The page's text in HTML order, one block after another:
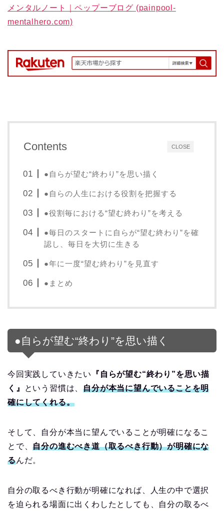
メンタルノート｜ペップーブログ (painpool-
mentalhero.com)
CLOSE
Contents
●自らが望む“終わり”を思い描く
●自らの人生における役割を把握する
●役割毎における“望む終わり”を考える
●毎日のスタートに自らが“望む終わり”を確
認し、毎日を大切に生きる
●年に一度“望む終わり”を見直す
●まとめ
●自らが望む“終わり”を思い描く
今回実践していきたい
『自らが望む“終わり”を思い描
く』
という習慣は、自分が本当に望んでいることを明
確にしてくれる。
そして、自分が本当に望んでいることが明確になるこ
とで、自分の進むべき道（取るべき行動）が明確にな
るんだ。
自分の取るべき行動が明確になれば、人生の中で選択
を迫られる場面に出くわしたとしても、自分の取るべ